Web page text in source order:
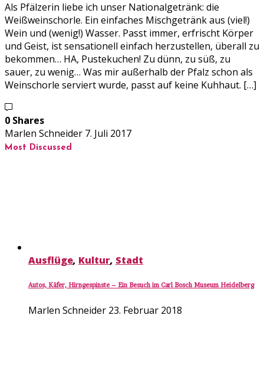
Als Pfälzerin liebe ich unser Nationalgetränk: die
Weißweinschorle. Ein einfaches Mischgetränk aus (viel!)
Wein und (wenig!) Wasser. Passt immer, erfrischt Körper
und Geist, ist sensationell einfach herzustellen, überall zu
bekommen… HA, Pustekuchen! Zu dünn, zu süß, zu
sauer, zu wenig… Was mir außerhalb der Pfalz schon als
Weinschorle serviert wurde, passt auf keine Kuhhaut. […]
0 Shares
Marlen Schneider 7. Juli 2017
Most Discussed
Ausflüge, Kultur, Stadt
Autos, Käfer, Hirngespinste – Ein Besuch im Carl Bosch Museum Heidelberg
Marlen Schneider 23. Februar 2018